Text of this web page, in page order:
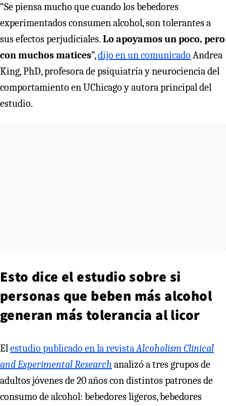
“Se piensa mucho que cuando los bebedores
experimentados consumen alcohol, son tolerantes a
sus efectos perjudiciales. Lo apoyamos un poco, pero
con muchos matices”,dijo en un comunicado Andrea
King, PhD, profesora de psiquiatría y neurociencia del
comportamiento en UChicago y autora principal del
estudio.
Esto dice el estudio sobre si
personas que beben más alcohol
generan más tolerancia al licor
Elestudio publicado en la revistaAlcoholism Clinical
and Experimental Research analizó a tres grupos de
adultos jóvenes de 20 años con distintos patrones de
consumo de alcohol: bebedores ligeros, bebedores